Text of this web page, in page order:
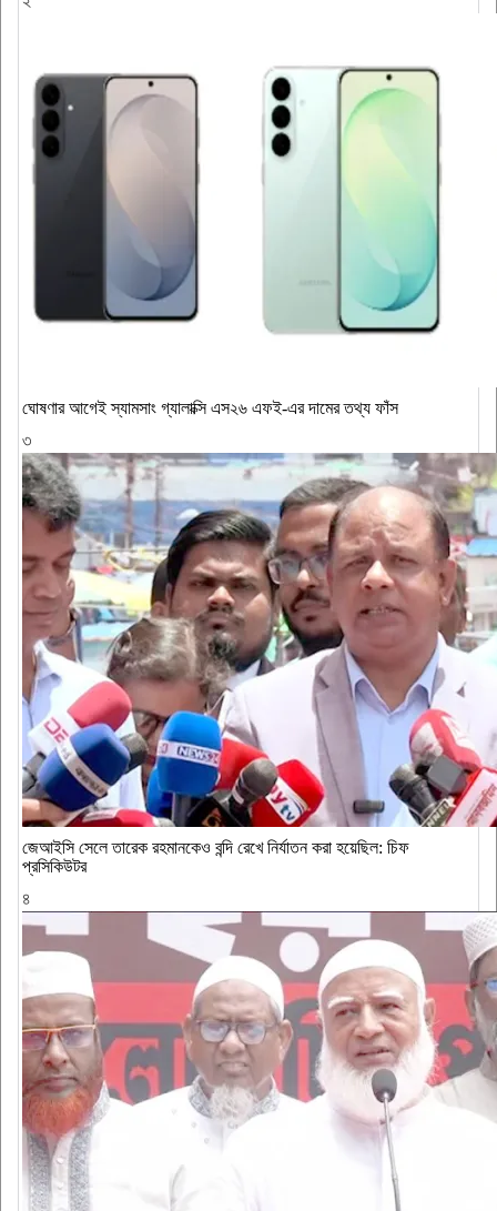
ঘোষণার আগেই স্যামসাং গ্যালাক্সি এস২৬ এফই-এর দামের তথ্য ফাঁস
৩
জেআইসি সেলে তারেক রহমানকেও বন্দি রেখে নির্যাতন করা হয়েছিল: চিফ
প্রসিকিউটর
৪